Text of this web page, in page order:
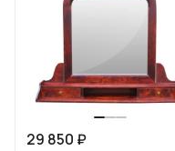
29 850 ₽